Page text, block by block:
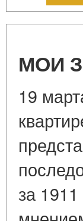
МОИ
19
за